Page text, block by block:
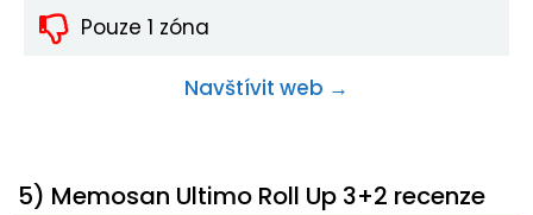
Pouze 1 zóna
Navštívit web →
5) Memosan Ultimo Roll Up 3+2 recenze